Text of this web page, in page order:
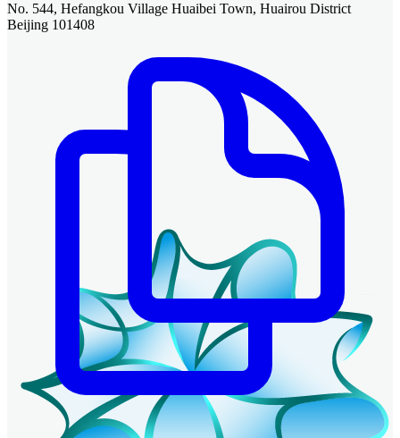
No. 544, Hefangkou Village Huaibei Town, Huairou District
Beijing 101408